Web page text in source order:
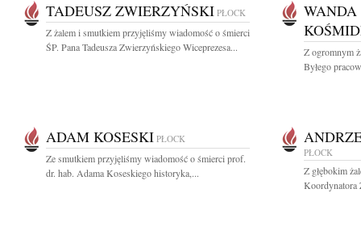
TADEUSZ ZWIERZYŃSKI PŁOCK
Z żalem i smutkiem przyjęliśmy wiadomość o śmierci
ŚP. Pana Tadeusza Zwierzyńskiego Wiceprezesa...
WANDA
Z ogromnym
Byłego
ADAM KOSESKI PŁOCK
Ze smutkiem przyjęliśmy wiadomość o śmierci prof.
dr. hab. Adama Koseskiego historyka,...
PŁOCK
Z głębokim
Koordynatora